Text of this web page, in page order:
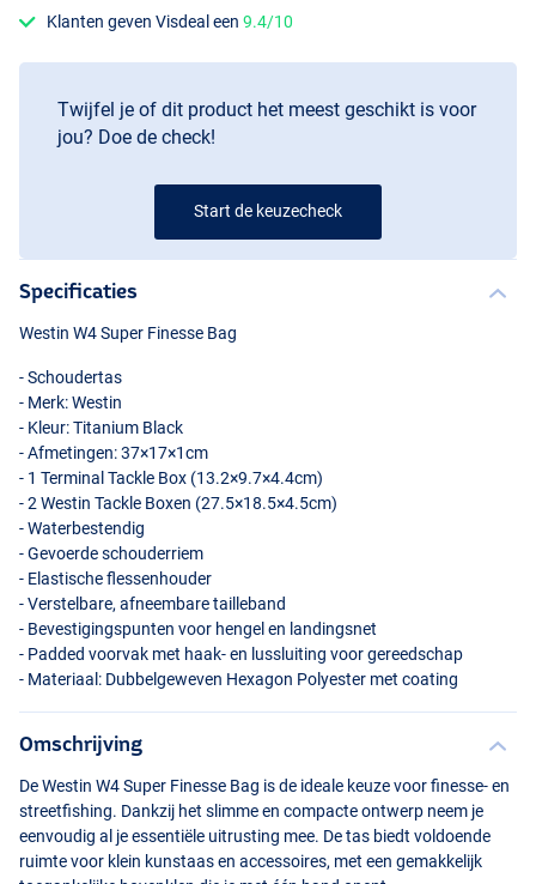
Klanten geven Visdeal een9.4/10
Twijfel je of dit product het meest geschikt is voor
jou? Doe de check!
Start de keuzecheck
Specificaties
Westin W4 Super Finesse Bag
- Schoudertas
- Merk: Westin
- Kleur: Titanium Black
- Afmetingen: 37×17×1cm
- 1 Terminal Tackle Box (13.2×9.7×4.4cm)
- 2 Westin Tackle Boxen (27.5×18.5×4.5cm)
- Waterbestendig
- Gevoerde schouderriem
- Elastische flessenhouder
- Verstelbare, afneembare tailleband
- Bevestigingspunten voor hengel en landingsnet
- Padded voorvak met haak- en lussluiting voor gereedschap
- Materiaal: Dubbelgeweven Hexagon Polyester met coating
Omschrijving
De Westin W4 Super Finesse Bag is de ideale keuze voor finesse- en
streetfishing. Dankzij het slimme en compacte ontwerp neem je
eenvoudig al je essentiële uitrusting mee. De tas biedt voldoende
ruimte voor klein kunstaas en accessoires, met een gemakkelijk